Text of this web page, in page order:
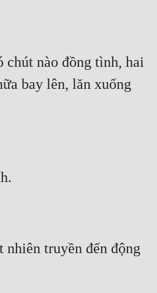
chút nào đồng tình, hai
bay lên, lăn xuống
truyền đến động